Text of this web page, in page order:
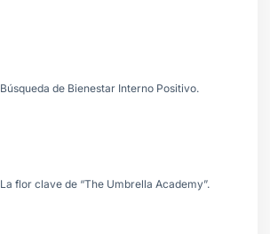
Búsqueda de Bienestar Interno Positivo.
La flor clave de “The Umbrella Academy”.